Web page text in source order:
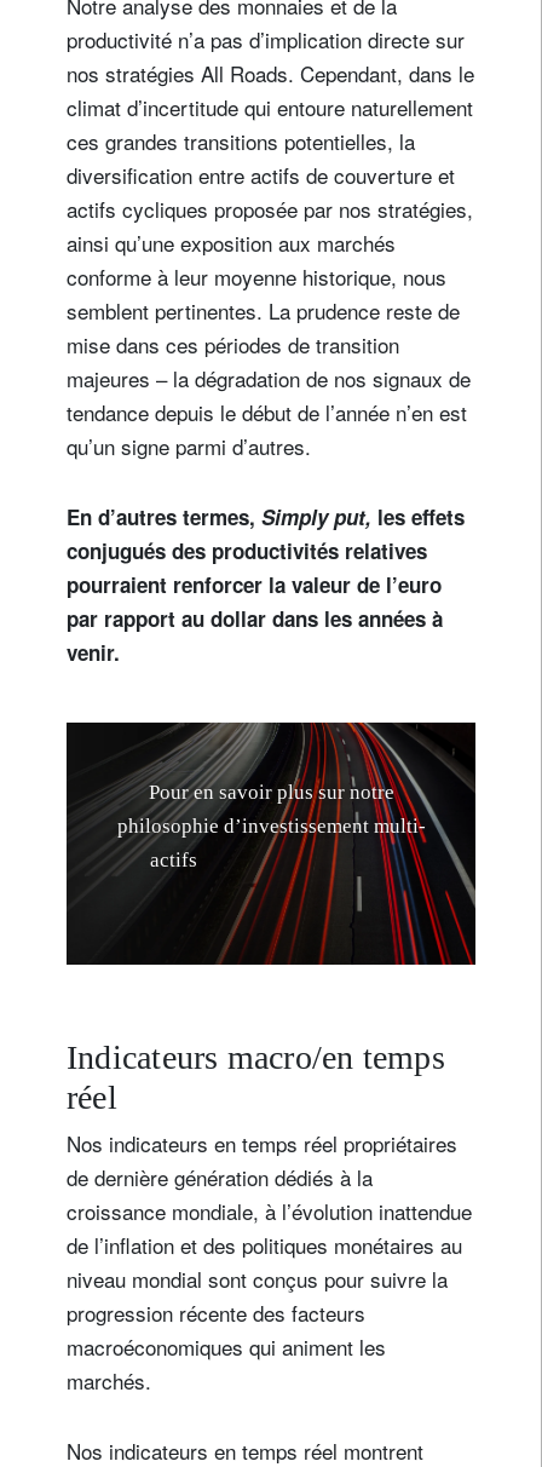
productivité n’a pas d’implication directe sur
nos stratégies All Roads. Cependant, dans le
climat d’incertitude qui entoure naturellement
ces grandes transitions potentielles, la
diversification entre actifs de couverture et
actifs cycliques proposée par nos stratégies,
ainsi qu’une exposition aux marchés
conforme à leur moyenne historique, nous
semblent pertinentes. La prudence reste de
mise dans ces périodes de transition
majeures – la dégradation de nos signaux de
tendance depuis le début de l’année n’en est
qu’un signe parmi d’autres.
En d’autres termes, Simply put, les effets
conjugués des productivités relatives
pourraient renforcer la valeur de l’euro
par rapport au dollar dans les années à
venir.
Pour en savoir plus sur notre
philosophie d’investissement multi-
actifs é e su les ri s,
ez c q
Indicateurs macro/en temps
réel
Nos indicateurs en temps réel propriétaires
de dernière génération dédiés à la
croissance mondiale, à l’évolution inattendue
de l’inflation et des politiques monétaires au
niveau mondial sont conçus pour suivre la
progression récente des facteurs
macroéconomiques qui animent les
marchés.
Nos indicateurs en temps réel montrent